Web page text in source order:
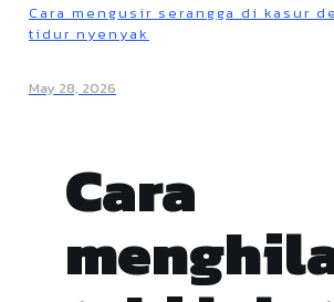
Cara mengusir serangga di kasur
tidur nyenyak
May 28, 2026
Cara